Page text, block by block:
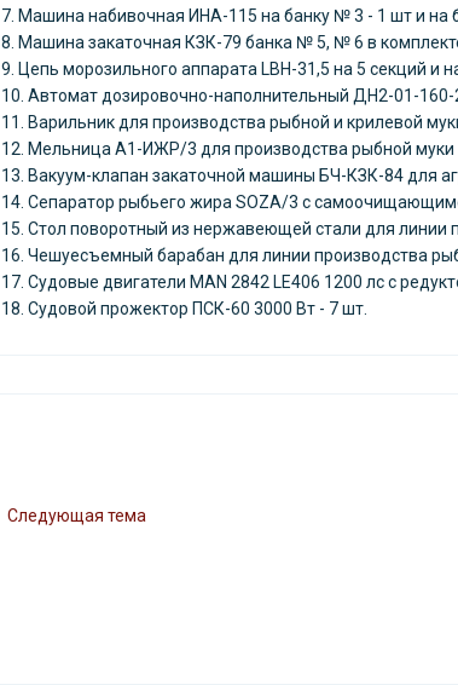
7. Машина набивочная ИНА-115 на банку № 3 - 1 шт и на
8. Машина закаточная КЗК-79 банка № 5, № 6 в
9. Цепь морозильного аппарата LBH-31,5 на 5 секций и
10. Автомат дозировочно-наполнительный ДН2-01-
11. Варильник для производства рыбной и крилевой
12. Мельница А1-ИЖР/3 для производства рыбной муки
13. Вакуум-клапан закаточной машины БЧ-КЗК-84 для
14. Сепаратор рыбьего жира SOZA/3 с
15. Стол поворотный из нержавеющей стали для линии
16. Чешуесъемный барабан для линии производства
17. Судовые двигатели MAN 2842 LE406 1200 лс с
18. Судовой прожектор ПСК-60 3000 Вт - 7 шт.
Следующая тема